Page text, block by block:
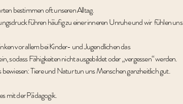
bestimmen oft unseren Alltag.
führen häufig zu einer inneren Unruhe und wir fühlen uns
vor allem bei Kinder- und Jugendlichen das
sodass Fähigkeiten nicht ausgebildet oder „vergessen“ werden.
Tiere und Natur tun uns Menschen ganzheitlich gut.
mit der Pädagogik.